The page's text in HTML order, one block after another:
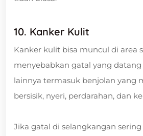
10. Kanker Kulit
Kanker kulit bisa muncul di area
menyebabkan gatal yang datang
lainnya termasuk benjolan yang
bersisik, nyeri, perdarahan, dan
Jika gatal di selangkangan